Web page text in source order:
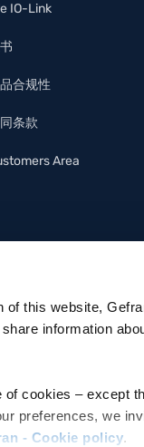
of this website,
information
of cookies – except
preferences, we
- Cookie policy.
IO-Link
合规性
条款
Area